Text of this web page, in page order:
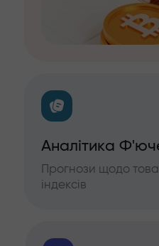
Аналітика
Прогнози щодо
індексів